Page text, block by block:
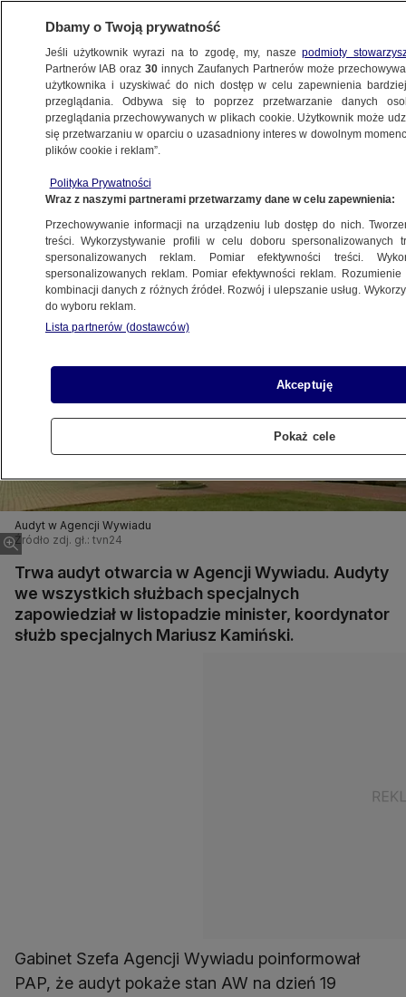
POLSKA
8.02.2016, 16:42
Udostępnij
Audyt w Agencji Wywiadu
Źródło zdj. gł.: tvn24
Trwa audyt otwarcia w Agencji Wywiadu. Audyty
we wszystkich służbach specjalnych
zapowiedział w listopadzie minister, koordynator
służb specjalnych Mariusz Kamiński.
Gabinet Szefa Agencji Wywiadu poinformował
PAP, że audyt pokaże stan AW na dzień 19
Dbamy o Twoją prywatność
Jeśli użytkownik wyrazi na to zgodę, my, naszepodmioty
Partnerów IAB oraz30 innych Zaufanych Partnerów może
użytkownika i uzyskiwać do nich dostęp w celu zapewnienia
przeglądania. Odbywa się to poprzez przetwarzanie danych
przeglądania przechowywanych w plikach cookie. Użytkownik może
się przetwarzaniu w oparciu o uzasadniony interes w dowolnym
plików cookie i reklam”.
Polityka Prywatności
Wraz z naszymi partnerami przetwarzamy dane w celu zapewnienia:
Przechowywanie informacji na urządzeniu lub dostęp do nich.
treści. Wykorzystywanie profili w celu doboru spersonalizowanych
spersonalizowanych reklam. Pomiar efektywności treści.
spersonalizowanych reklam. Pomiar efektywności reklam.
kombinacji danych z różnych źródeł. Rozwój i ulepszanie usług.
do wyboru reklam.
Lista partnerów (dostawców)
Akceptuję
Pokaż cele